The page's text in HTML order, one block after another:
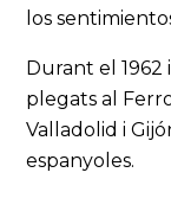
los
Durant el 1962
plegats al
Valladolid i
espanyoles.